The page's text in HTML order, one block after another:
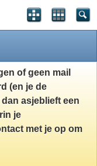
of geen mail
(en je de
asjeblieft een
je
met je op om